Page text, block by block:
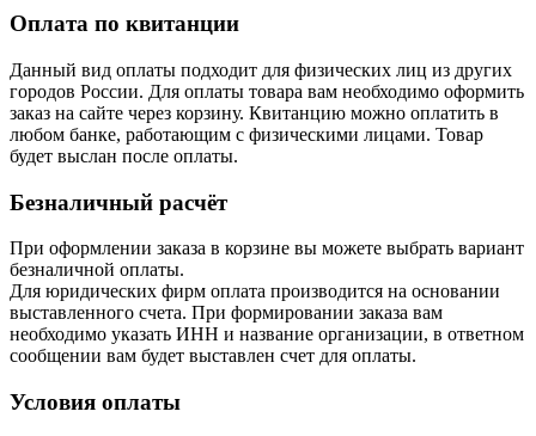
Оплата по квитанции
Данный вид оплаты подходит для физических лиц из других
городов России. Для оплаты товара вам необходимо оформить
заказ на сайте через корзину. Квитанцию можно оплатить в
любом банке, работающим с физическими лицами. Товар
будет выслан после оплаты.
Безналичный расчёт
При оформлении заказа в корзине вы можете выбрать вариант
безналичной оплаты.
Для юридических фирм оплата производится на основании
выставленного счета. При формировании заказа вам
необходимо указать ИНН и название организации, в ответном
сообщении вам будет выставлен счет для оплаты.
Условия оплаты